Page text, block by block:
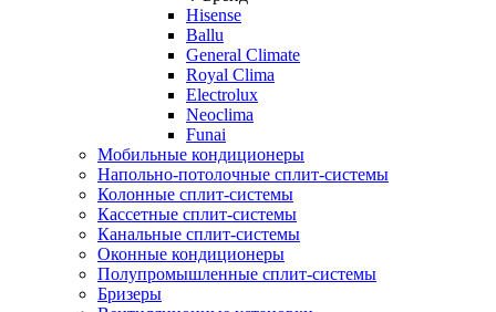
Hisense
Ballu
General Climate
Royal Clima
Electrolux
Neoclima
Funai
Мобильные кондиционеры
Напольно-потолоч​ные ​сплит-системы
Колонные ​​сплит-системы
Кассетные сплит-системы
Канальные сплит-системы
Оконные кондиционеры
Полупромышленные сплит-системы
Бризеры